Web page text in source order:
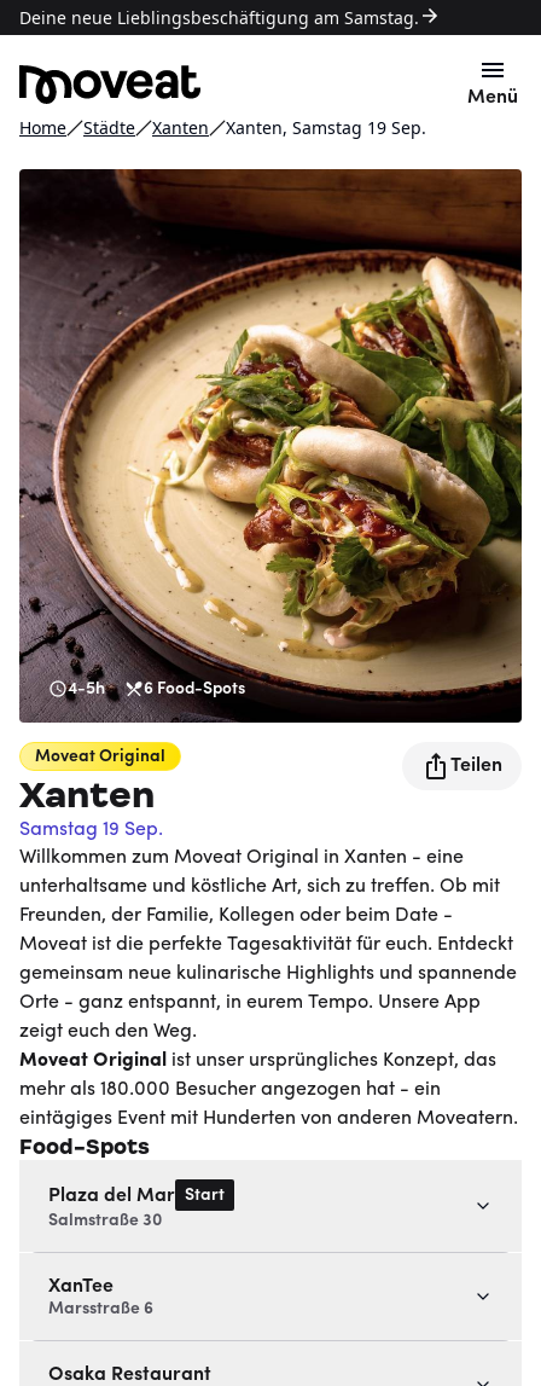
Deine neue Lieblingsbeschäftigung am Samstag.
Menü
Home Städte Xanten Xanten, Samstag 19 Sep.
4-5h 6 Food-Spots
Moveat Original
Xanten
Samstag 19 Sep.
Teilen
Willkommen zum Moveat Original in Xanten - eine
unterhaltsame und köstliche Art, sich zu treffen. Ob mit
Freunden, der Familie, Kollegen oder beim Date -
Moveat ist die perfekte Tagesaktivität für euch. Entdeckt
gemeinsam neue kulinarische Highlights und spannende
Orte - ganz entspannt, in eurem Tempo. Unsere App
zeigt euch den Weg.
Moveat Original
ist unser ursprüngliches Konzept, das
mehr als 180.000 Besucher angezogen hat - ein
eintägiges Event mit Hunderten von anderen Moveatern.
Food-Spots
Plaza del Mar Start
Salmstraße 30
XanTee
Marsstraße 6
Osaka Restaurant